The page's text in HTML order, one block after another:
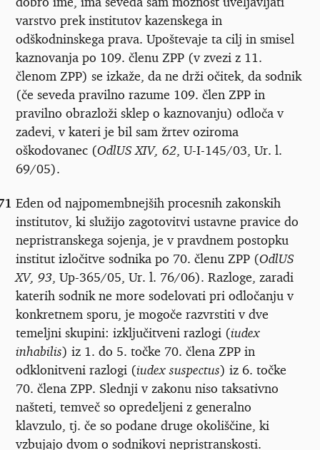
varstvo prek institutov kazenskega in
odškodninskega prava. Upoštevaje ta cilj in smisel
kaznovanja po 109. členu ZPP (v zvezi z 11.
členom ZPP) se izkaže, da ne drži očitek, da sodnik
(če seveda pravilno razume 109. člen ZPP in
pravilno obrazloži sklep o kaznovanju) odloča v
zadevi, v kateri je bil sam žrtev oziroma
oškodovanec (OdlUS XIV, 62 , U-I-145/03, Ur. l.
69/05).
Eden od najpomembnejših procesnih zakonskih
institutov, ki služijo zagotovitvi ustavne pravice do
nepristranskega sojenja, je v pravdnem postopku
institut izločitve sodnika po 70. členu ZPP (OdlUS
XV, 93 , Up-365/05, Ur. l. 76/06). Razloge, zaradi
katerih sodnik ne more sodelovati pri odločanju v
konkretnem sporu, je mogoče razvrstiti v dve
temeljni skupini: izključitveni razlogi (iudex
inhabilis) iz 1. do 5. točke 70. člena ZPP in
odklonitveni razlogi (iudex suspectus) iz 6. točke
70. člena ZPP. Slednji v zakonu niso taksativno
našteti, temveč so opredeljeni z generalno
klavzulo, tj. če so podane druge okoliščine, ki
vzbujajo dvom o sodnikovi nepristranskosti.